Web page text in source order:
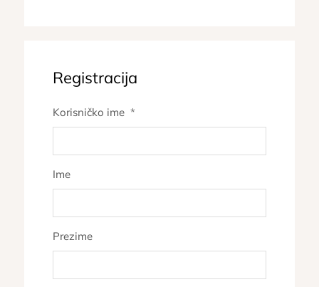
Registracija
Korisničko ime *
Ime
Prezime